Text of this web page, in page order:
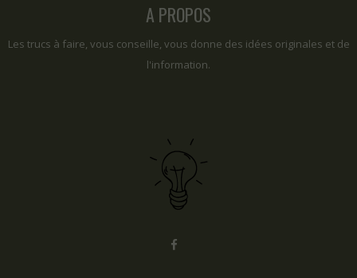
A PROPOS
Les trucs à faire, vous conseille, vous donne des idées originales et de
l'information.